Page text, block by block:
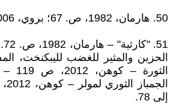
50. هارمان، 1982، ص. 67؛ بروي، 2006، ص. 219.
الحزين والمثير للغضب لليبكنخت،
إلى 78.